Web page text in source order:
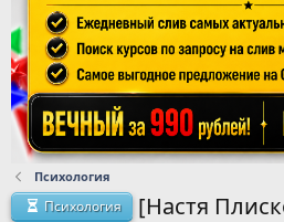
Психология
Психология
[Настя